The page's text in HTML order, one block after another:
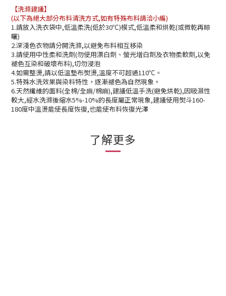
【洗滌建議】
(以下為絕大部分布料清洗方式,如有特殊布料請洽小編)
1.請放入洗衣袋中,低溫柔洗(低於30℃)模式,低溫柔和烘乾(或微乾再晾
曬)
2.深淺色衣物請分開洗滌,以避免布料相互移染
3.請使用中性柔和洗劑(勿使用漂白劑、螢光增白劑及衣物柔軟劑,以免
褪色互染和破壞布料),切勿浸泡
4.如需整燙,請以低溫墊布熨燙,溫度不可超過110℃。
5.特殊水洗效果與染料特性，逐漸褪色為自然現象。
6.天然纖維的面料(全棉/全麻/棉麻),建議低溫手洗(避免烘乾),因吸濕性
較大,經水洗滌後縮水5%-10%的長度屬正常現象,建議使用熨斗160-
180度中溫燙能使長度恢復,也能使布料恢復光澤
了解更多